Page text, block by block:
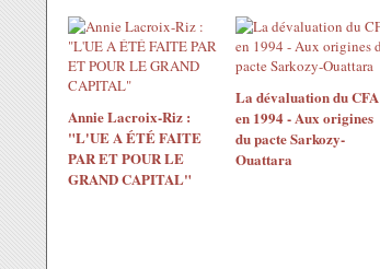
Annie Lacroix-Riz :
"L'UE A ÉTÉ FAITE
PAR ET POUR LE
GRAND CAPITAL"
La dévaluation du CFA
en 1994 - Aux origines
du pacte Sarkozy-
Ouattara